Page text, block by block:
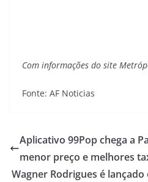
Com informações do site
Fonte: AF Noticias
Aplicativo 99Pop chega a
menor preço e melhores
Wagner Rodrigues é